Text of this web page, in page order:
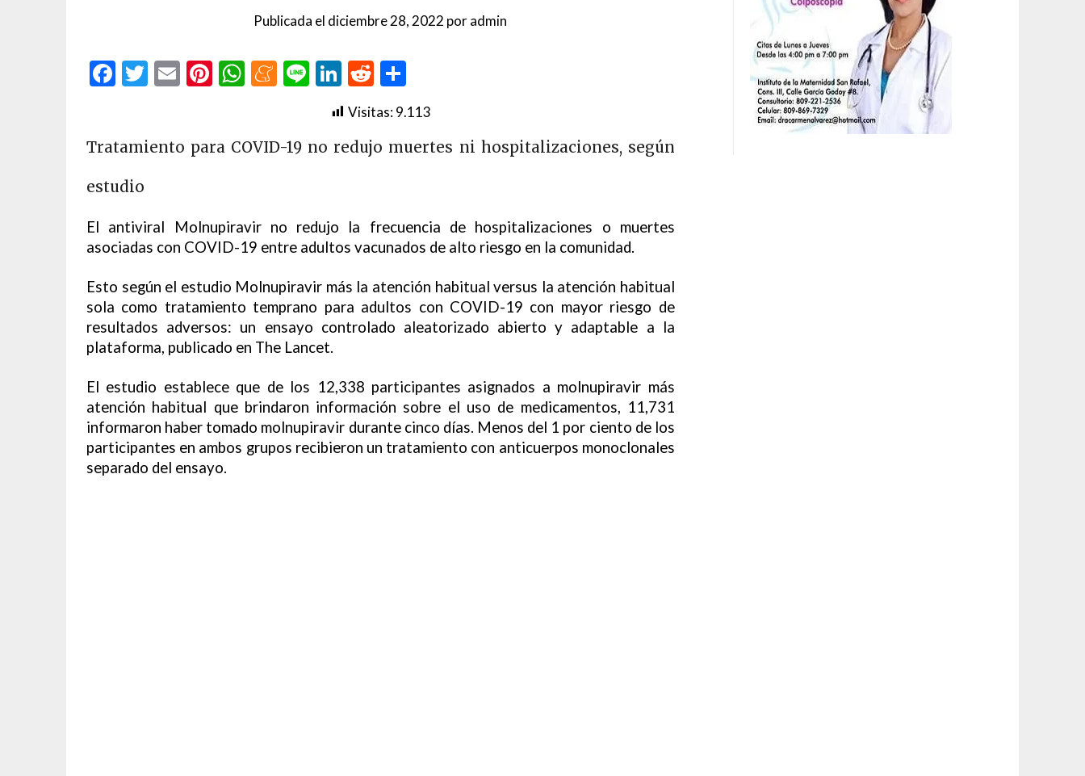
Publicada el diciembre 28, 2022 poradmin
Facebook
Twitter
EmailPinterest
WhatsApp
Meneame
LineLinkedIn
Reddit
Visitas:9.113
Tratamiento para COVID-19 no redujo muertes ni hospitalizaciones, según
estudio
El antiviral Molnupiravir no redujo la frecuencia de hospitalizaciones o muertes
asociadas con COVID-19 entre adultos vacunados de alto riesgo en la comunidad.
Esto según el estudio Molnupiravir más la atención habitual versus la atención habitual
sola como tratamiento temprano para adultos con COVID-19 con mayor riesgo de
resultados adversos: un ensayo controlado aleatorizado abierto y adaptable a la
plataforma, publicado en The Lancet.
El estudio establece que de los 12,338 participantes asignados a molnupiravir más
atención habitual que brindaron información sobre el uso de medicamentos, 11,731
informaron haber tomado molnupiravir durante cinco días. Menos del 1 por ciento de los
participantes en ambos grupos recibieron un tratamiento con anticuerpos monoclonales
separado del ensayo.